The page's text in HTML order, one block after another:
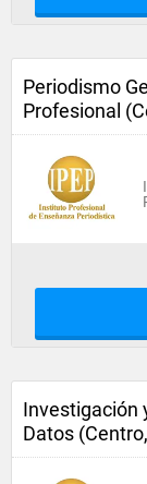
Periodismo
Profesional
Investigación
Datos